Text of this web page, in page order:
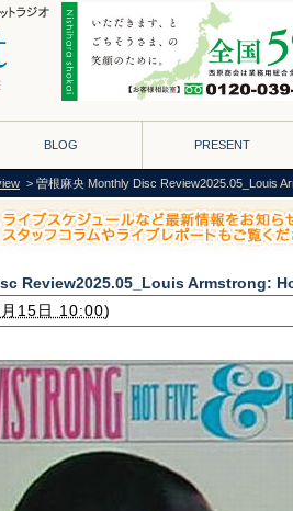
BLOG PRESENT
> 曽根麻央 Monthly Disc Review2025.05_Louis
Review2025.05_Louis Armstrong:
15日 10:00)